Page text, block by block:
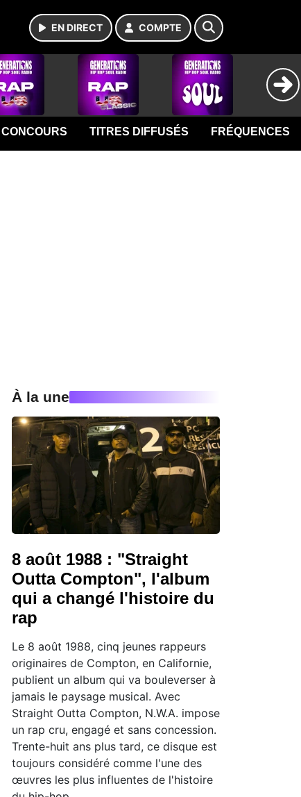
EN DIRECT COMPTE
CONCOURS TITRES DIFFUSÉS FRÉQUENCES
À la une
8 août 1988 : "Straight
Outta Compton", l'album
qui a changé l'histoire du
rap
Le 8 août 1988, cinq jeunes rappeurs
originaires de Compton, en Californie,
publient un album qui va bouleverser à
jamais le paysage musical. Avec
Straight Outta Compton, N.W.A. impose
un rap cru, engagé et sans concession.
Trente-huit ans plus tard, ce disque est
toujours considéré comme l'une des
œuvres les plus influentes de l'histoire